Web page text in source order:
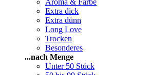
Aroma & Farbe
Extra dick
Extra dünn
Long Love
Trocken
Besonderes
...nach Menge
Unter 50 Stück